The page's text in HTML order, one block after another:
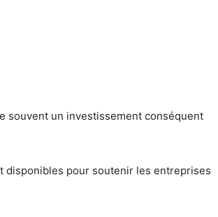
souvent un investissement conséquent
disponibles pour soutenir les entreprises